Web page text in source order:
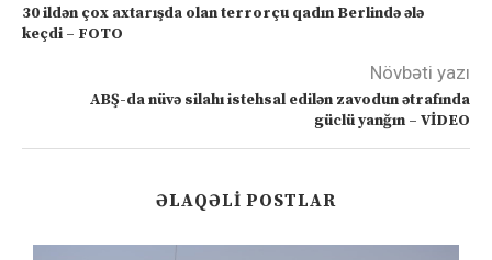
30 ildən çox axtarışda olan terrorçu qadın Berlində ələ
keçdi – FOTO
Növbəti yazı
ABŞ-da nüvə silahı istehsal edilən zavodun ətrafında
güclü yanğın – VİDEO
ƏLAQƏLI POSTLAR